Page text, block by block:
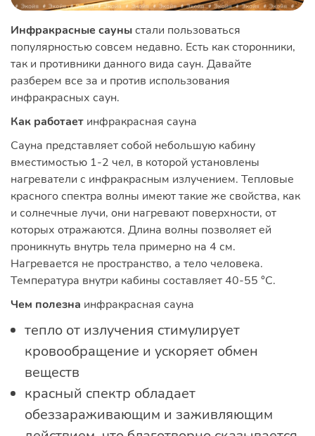
Инфракрасные сауныстали пользоваться
популярностью совсем недавно. Есть как сторонники,
так и противники данного вида саун. Давайте
разберем все за и против использования
инфракрасных саун.
Как работает инфракрасная сауна
Сауна представляет собой небольшую кабину
вместимостью 1-2 чел, в которой установлены
нагреватели с инфракрасным излучением. Тепловые
красного спектра волны имеют такие же свойства, как
и солнечные лучи, они нагревают поверхности, от
которых отражаются. Длина волны позволяет ей
проникнуть внутрь тела примерно на 4 см.
Нагревается не пространство, а тело человека.
Температура внутри кабины составляет 40-55 °C.
Чем полезна инфракрасная сауна
тепло от излучения стимулирует
кровообращение и ускоряет обмен
веществ
красный спектр обладает
обеззараживающим и заживляющим